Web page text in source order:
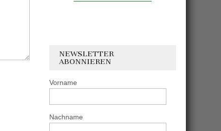
NEWSLETTER
ABONNIEREN
Vorname
Nachname